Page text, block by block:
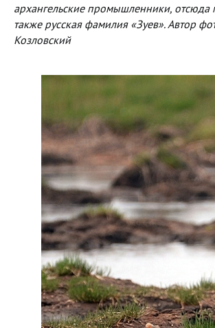
архангельские промышленники, отсюда
также русская фамилия «Зуев». Автор
Козловский